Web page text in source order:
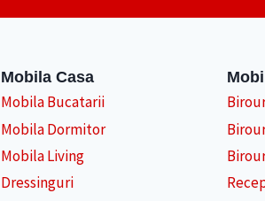
Mobila Casa
Mobila Bucatarii
Mobila Dormitor
Mobila Living
Dressinguri